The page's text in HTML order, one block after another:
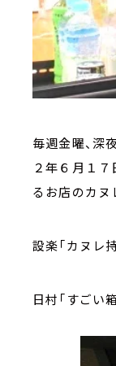
毎週金曜、深
２年６月１７
るお店のカヌ
設楽「カヌレ
日村「すごい